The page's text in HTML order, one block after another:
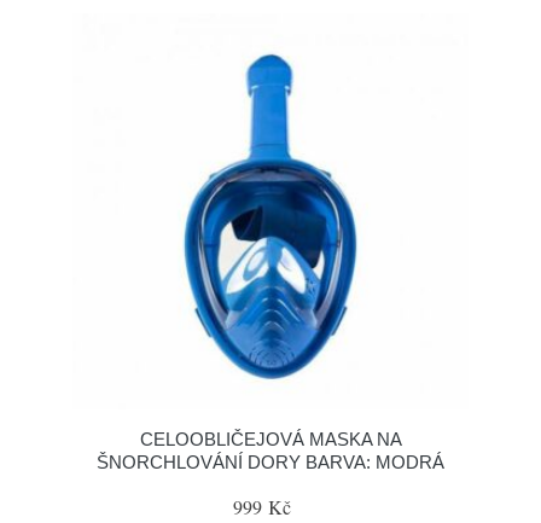
CELOOBLIČEJOVÁ MASKA NA
ŠNORCHLOVÁNÍ DORY BARVA: MODRÁ
999 Kč